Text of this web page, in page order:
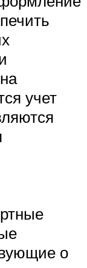
учет
о